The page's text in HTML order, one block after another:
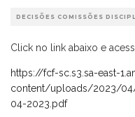
DECISÕES COMISSÕES
Click no link abaixo e
https://fcf-sc.s3.sa-east-
content/uploads/2023/04/
04-2023.pdf